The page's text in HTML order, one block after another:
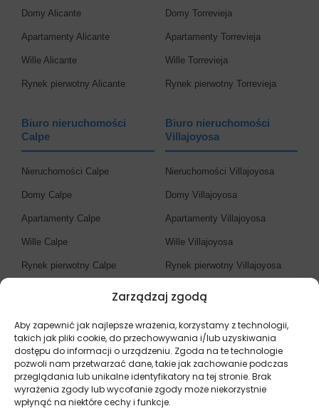
Zarządzaj zgodą
Aby zapewnić jak najlepsze wrażenia, korzystamy z technologii,
takich jak pliki cookie, do przechowywania i/lub uzyskiwania
dostępu do informacji o urządzeniu. Zgoda na te technologie
pozwoli nam przetwarzać dane, takie jak zachowanie podczas
przeglądania lub unikalne identyfikatory na tej stronie. Brak
wyrażenia zgody lub wycofanie zgody może niekorzystnie
wpłynąć na niektóre cechy i funkcje.
Domy Alicante
Apartamenty Alicante
Wille Alicante
Rynek pierwotny Alicante
Domy Torrevieja
Apartamenty Torrevieja
Wille Torrevieja
Rynek pierwotny Torrevieja
Biuro nieruchomości
Calpe
Nieruchomości Calpe
Domy Calpe
Apartamenty Calpe
Wille Calpe
Rynek pierwotny Calpe
Biuro nieruchomości
Villajoyosa
Nieruchomości Villajoyosa
Domy Villajoyosa
Apartamenty Villajoyosa
Wille Villajoyosa
Rynek pierwotny Villajoyosa
Biuro nieruchomości
Nieruchomości Costa Blanca
Domy Costa Blanca
Apartamenty Costa Blanca